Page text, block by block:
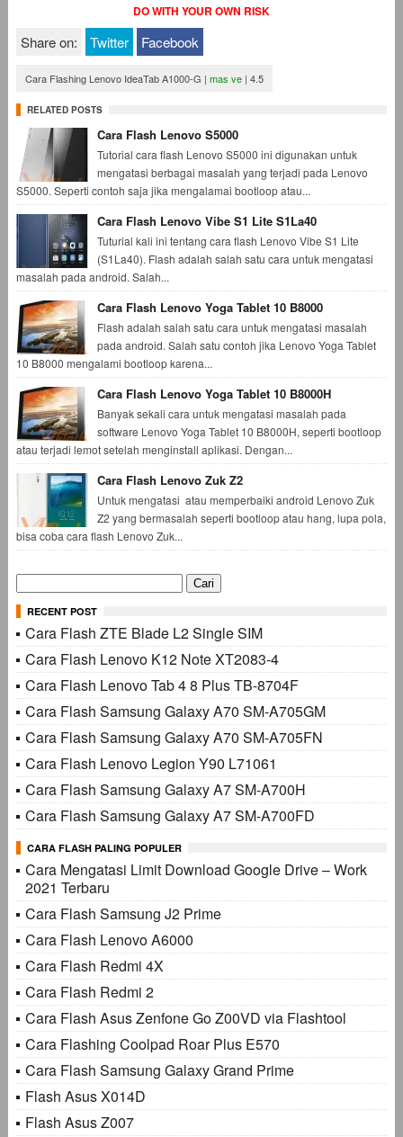
DO WITH YOUR OWN RISK
Share on: Twitter Facebook
Cara Flashing Lenovo IdeaTab A1000-G | mas ve | 4.5
RELATED POSTS
Cara Flash Lenovo S5000
Tutorial cara flash Lenovo S5000 ini digunakan untuk
mengatasi berbagai masalah yang terjadi pada Lenovo
S5000. Seperti contoh saja jika mengalamai bootloop atau...
Cara Flash Lenovo Vibe S1 Lite S1La40
Tuturial kali ini tentang cara flash Lenovo Vibe S1 Lite
(S1La40). Flash adalah salah satu cara untuk mengatasi
masalah pada android. Salah...
Cara Flash Lenovo Yoga Tablet 10 B8000
Flash adalah salah satu cara untuk mengatasi masalah
pada android. Salah satu contoh jika Lenovo Yoga Tablet
10 B8000 mengalami bootloop karena...
Cara Flash Lenovo Yoga Tablet 10 B8000H
Banyak sekali cara untuk mengatasi masalah pada
software Lenovo Yoga Tablet 10 B8000H, seperti bootloop
atau terjadi lemot setelah menginstall aplikasi. Dengan...
Cara Flash Lenovo Zuk Z2
Untuk mengatasi atau memperbaiki android Lenovo Zuk
Z2 yang bermasalah seperti bootloop atau hang, lupa pola,
bisa coba cara flash Lenovo Zuk...
Cari
untuk:
RECENT POST
Cara Flash ZTE Blade L2 Single SIM
Cara Flash Lenovo K12 Note XT2083-4
Cara Flash Lenovo Tab 4 8 Plus TB-8704F
Cara Flash Samsung Galaxy A70 SM-A705GM
Cara Flash Samsung Galaxy A70 SM-A705FN
Cara Flash Lenovo Legion Y90 L71061
Cara Flash Samsung Galaxy A7 SM-A700H
Cara Flash Samsung Galaxy A7 SM-A700FD
CARA FLASH PALING POPULER
Cara Mengatasi Limit Download Google Drive – Work
2021 Terbaru
Cara Flash Samsung J2 Prime
Cara Flash Lenovo A6000
Cara Flash Redmi 4X
Cara Flash Redmi 2
Cara Flash Asus Zenfone Go Z00VD via Flashtool
Cara Flashing Coolpad Roar Plus E570
Cara Flash Samsung Galaxy Grand Prime
Flash Asus X014D
Flash Asus Z007